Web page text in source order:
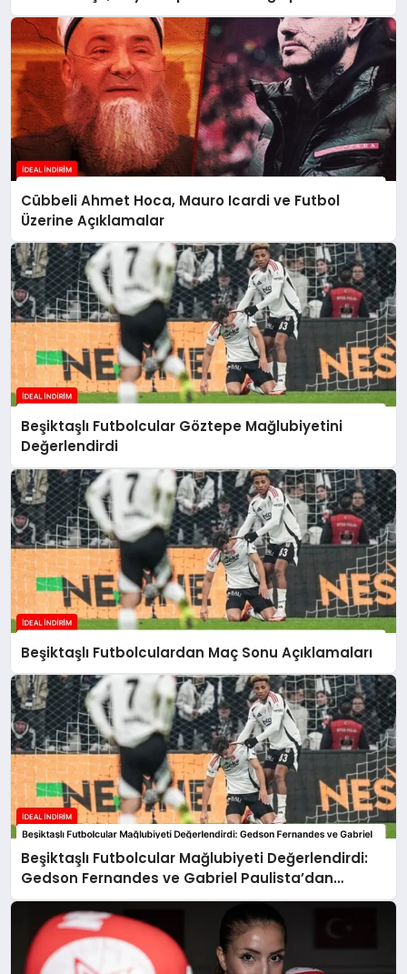
Cübbeli Ahmet Hoca, Mauro Icardi ve Futbol
Üzerine Açıklamalar
Beşiktaşlı Futbolcular Göztepe Mağlubiyetini
Değerlendirdi
Beşiktaşlı Futbolculardan Maç Sonu Açıklamaları
Beşiktaşlı Futbolcular Mağlubiyeti Değerlendirdi:
Gedson Fernandes ve Gabriel Paulista’dan
Açıklamalar